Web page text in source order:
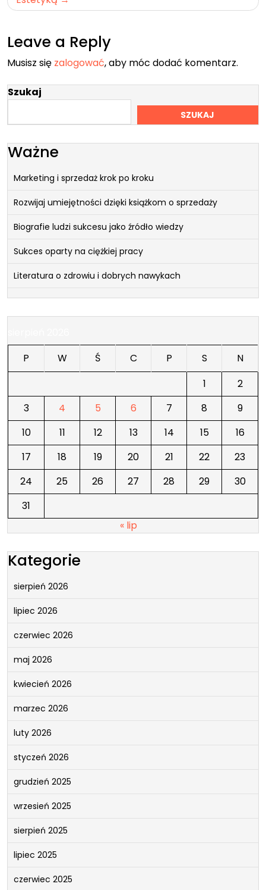
Leave a Reply
Musisz się zalogować, aby móc dodać komentarz.
Szukaj
SZUKAJ
Ważne
Marketing i sprzedaż krok po kroku
Rozwijaj umiejętności dzięki książkom o sprzedaży
Biografie ludzi sukcesu jako źródło wiedzy
Sukces oparty na ciężkiej pracy
Literatura o zdrowiu i dobrych nawykach
P
W Ś C P S
N
1
2
3
4 5 6 7 8
9
10
11 12 13 14 15
16
17
18 19 20 21 22
23
24
25 26 27 28 29
30
31
« lip
Kategorie
sierpień 2026
lipiec 2026
czerwiec 2026
maj 2026
kwiecień 2026
marzec 2026
luty 2026
styczeń 2026
grudzień 2025
wrzesień 2025
sierpień 2025
lipiec 2025
czerwiec 2025